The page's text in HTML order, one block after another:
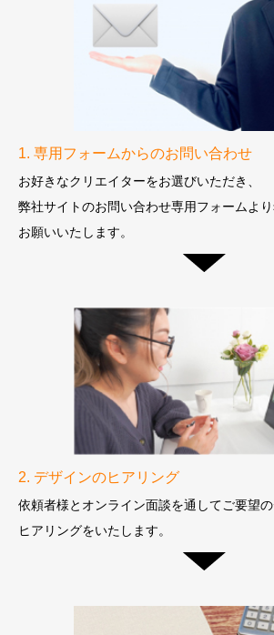
1. 専用フォームからのお問い合わせ
お好きなクリエイターをお選びいただき、
弊社サイトのお問い合わせ専用フォームより
お願いいたします。
2. デザインのヒアリング
依頼者様とオンライン面談を通してご要望の
ヒアリングをいたします。